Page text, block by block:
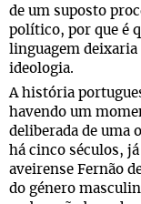
de um suposto
político, por que é
linguagem deixaria
ideologia.
A história
havendo um
deliberada de uma
há cinco séculos,
aveirense Fernão
do género